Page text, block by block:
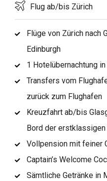
Flug ab/bis Zürich
Flüge von Zürich nach
Edinburgh
1 Hotelübernachtung
Transfers vom
zurück zum Flughafen
Kreuzfahrt ab/bis
Bord der
Vollpension mit feiner
Captain’s Welcome
Sämtliche Getränke in